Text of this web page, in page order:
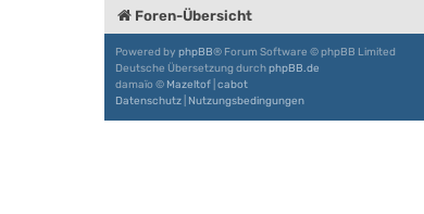
Foren-Übersicht
Powered by phpBB® Forum Software © phpBB Limited
Deutsche Übersetzung durchphpBB.de
damaïo © Mazeltof cabot
Datenschutz Nutzungsbedingungen